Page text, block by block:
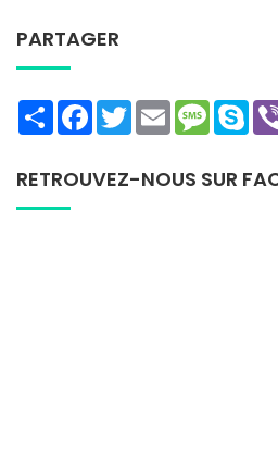
PARTAGER
ShareFacebookTwitterEmailMessage
RETROUVEZ-NOUS SUR